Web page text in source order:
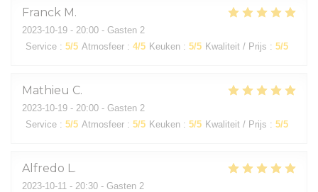
Franck M
2023-10-19 - 20:00 - Gasten 2
Service : 5/5 Atmosfeer : 4/5 Keuken : 5/5 Kwaliteit / Prijs : 5/5
Mathieu C
2023-10-19 - 20:00 - Gasten 2
Service : 5/5 Atmosfeer : 5/5 Keuken : 5/5 Kwaliteit / Prijs : 5/5
Alfredo L
2023-10-11 - 20:30 - Gasten 2